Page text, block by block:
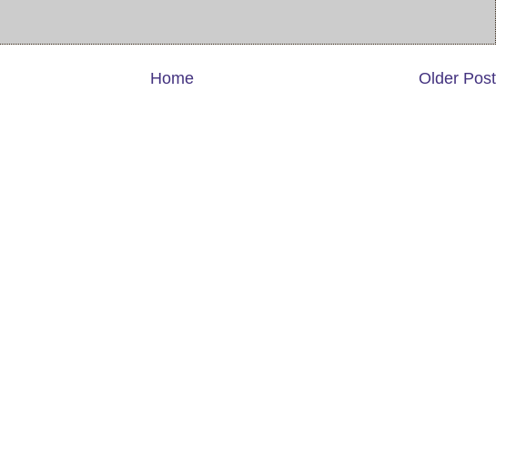
Older Post
Home